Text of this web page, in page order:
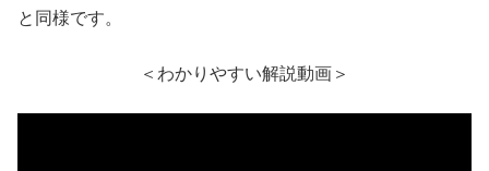
と同様です。
＜わかりやすい解説動画＞